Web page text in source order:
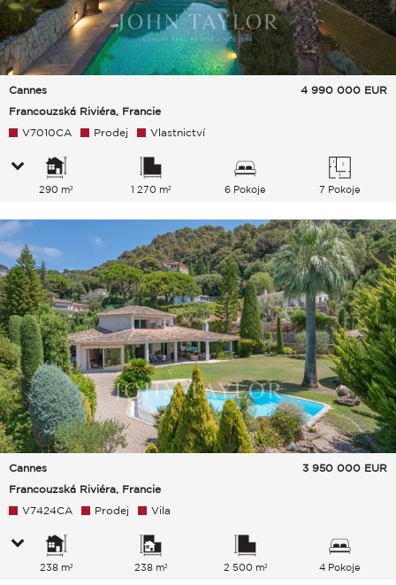
Cannes
Francouzská Riviéra, Francie
4 990 000 EUR
V7010CA Prodej Vlastnictví
290 m² 1 270 m² 6 Pokoje 7 Pokoje
Cannes
Francouzská Riviéra, Francie
3 950 000 EUR
V7424CA Prodej Vila
238 m² 238 m² 2 500 m² 4 Pokoje